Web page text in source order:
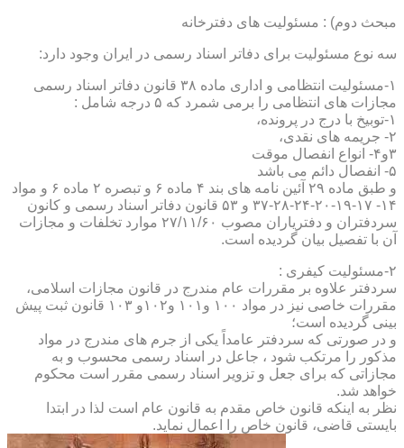
مبحث دوم) : مسئولیت های دفترخانه
سه نوع مسئولیت برای دفاتر اسناد رسمی در ایران وجود دارد:
۱-مسئولیت انتظامی و اداری ماده ۳۸ قانون دفاتر اسناد رسمی
مجازات های انتظامی را برمی شمرد که ۵ درجه شامل :
۱-توبیخ با درج در پرونده،
۲- جریمه های نقدی،
۳و۴- انواع انفصال موقت
۵- انفصال دائم می باشد
و طبق ماده ۲۹ آئین نامه های بند ۴ ماده ۶ و تبصره ۲ ماده ۶ و مواد
۱۴- ۱۷-۱۹-۲۰-۲۴-۲۸-۳۷ و ۵۳ قانون دفاتر اسناد رسمی و کانون
سردفتران و دفتریاران مصوب ۲۷/۱۱/۶۰ موارد تخلفات و مجازات
آن با تفصیل بیان گردیده است.
۲-مسئولیت کیفری :
سردفتر علاوه بر مقررات عام مندرج در قانون مجازات اسلامی،
مقررات خاصی نیز در مواد ۱۰۰ و۱۰۱ و۱۰۲و ۱۰۳ قانون ثبت پیش
بینی گردیده است؛
و در صورتی که سردفتر عامداً یکی از جرم های مندرج در مواد
مذکور را مرتکب شود ، جاعل در اسناد رسمی محسوب و به
مجازاتی که برای جعل و تزویر اسناد رسمی مقرر است محکوم
خواهد شد.
نظر به اینکه قانون خاص مقدم به قانون عام است لذا در ابتدا
بایستی قاضی، قانون خاص را اعمال نماید.